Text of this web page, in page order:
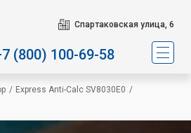
Спартаковская улица, 6
(800) 100-69-58
/ Express Anti-Calc SV8030E0 /